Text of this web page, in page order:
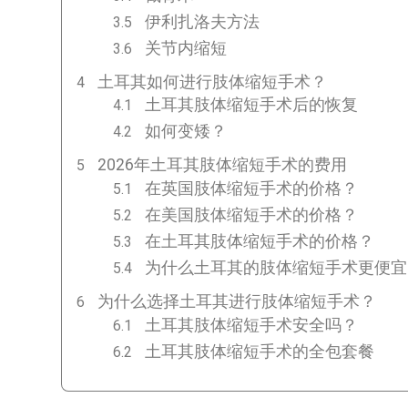
伊利扎洛夫方法
关节内缩短
土耳其如何进行肢体缩短手术？
土耳其肢体缩短手术后的恢复
如何变矮？
2026年土耳其肢体缩短手术的费用
在英国肢体缩短手术的价格？
在美国肢体缩短手术的价格？
在土耳其肢体缩短手术的价格？
为什么土耳其的肢体缩短手术更便
为什么选择土耳其进行肢体缩短手术？
土耳其肢体缩短手术安全吗？
土耳其肢体缩短手术的全包套餐